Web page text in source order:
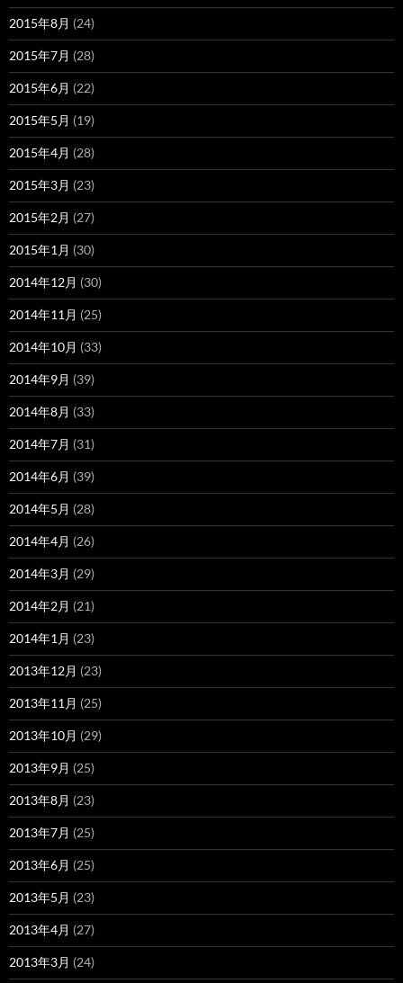
2015年8月 (24)
2015年7月 (28)
2015年6月 (22)
2015年5月 (19)
2015年4月 (28)
2015年3月 (23)
2015年2月 (27)
2015年1月 (30)
2014年12月 (30)
2014年11月 (25)
2014年10月 (33)
2014年9月 (39)
2014年8月 (33)
2014年7月 (31)
2014年6月 (39)
2014年5月 (28)
2014年4月 (26)
2014年3月 (29)
2014年2月 (21)
2014年1月 (23)
2013年12月 (23)
2013年11月 (25)
2013年10月 (29)
2013年9月 (25)
2013年8月 (23)
2013年7月 (25)
2013年6月 (25)
2013年5月 (23)
2013年4月 (27)
2013年3月 (24)